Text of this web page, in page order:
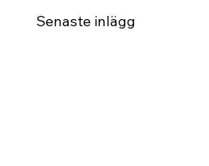
Senaste inlägg